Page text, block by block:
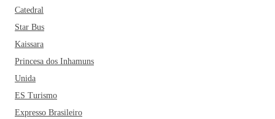
cultural que data da época dos escravos africanos no país e é
berimbau.
enriquecer o seu roteiro turístico com visitas à Ilha dos
Frades, ao Mercado Modelo - um dos principais cartões-
postais da cidade -, o Elevador Lacerda - o primeiro do
Brasil -, o famoso Pelourinho - parada obrigatória do Centro
Catedral
Star Bus
Kaissara
Princesa dos Inhamuns
Unida
ES Turismo
Expresso Brasileiro